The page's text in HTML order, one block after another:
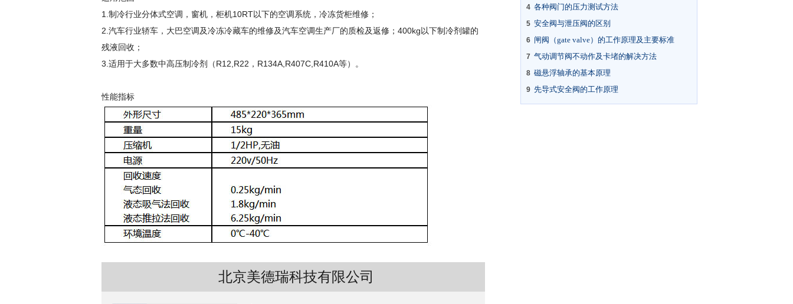
1.制冷行业分体式空调，窗机，柜机10RT以下的空调系统，冷冻货柜维修；
2.汽车行业轿车，大巴空调及冷冻冷藏车的维修及汽车空调生产厂的质检及返修；400kg以下制冷剂罐的
残液回收；
3.适用于大多数中高压制冷剂（R12,R22，R134A,R407C,R410A等）。
性能指标
北京美德瑞科技有限公司
4 各种阀门的压力测试方法
5 安全阀与泄压阀的区别
6 闸阀（gate valve）的工作原理及主要标准
7 气动调节阀不动作及卡堵的解决方法
8 磁悬浮轴承的基本原理
9 先导式安全阀的工作原理